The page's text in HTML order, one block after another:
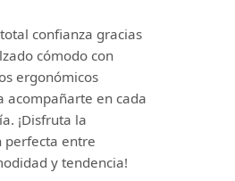
confianza gracias
cómodo con
ergonómicos
acompañarte en cada
¡Disfruta la
perfecta entre
y tendencia!